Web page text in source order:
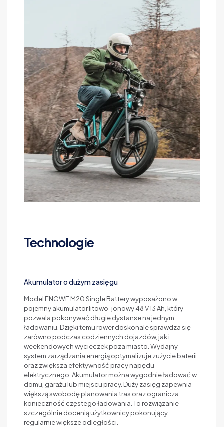
Technologie
Akumulator o dużym zasięgu
Model ENGWE M20 Single Battery wyposażono w
pojemny akumulator litowo-jonowy 48 V 13 Ah, który
pozwala pokonywać długie dystanse na jednym
ładowaniu. Dzięki temu rower doskonale sprawdza się
zarówno podczas codziennych dojazdów, jak i
weekendowych wycieczek poza miasto. Wydajny
system zarządzania energią optymalizuje zużycie baterii
oraz zwiększa efektywność pracy napędu
elektrycznego. Akumulator można wygodnie ładować w
domu, garażu lub miejscu pracy. Duży zasięg zapewnia
większą swobodę planowania tras oraz ogranicza
konieczność częstego ładowania. To rozwiązanie
szczególnie docenią użytkownicy pokonujący
regularnie większe odległości.